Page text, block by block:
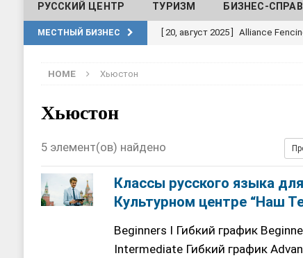
РУССКИЙ ЦЕНТР ТУРИЗМ БИЗНЕС-
МЕСТНЫЙ БИЗНЕС [ 20, август 2025 ] Alliance
Классы
Школа
ДЕТСКИЕ САДЫ
HOME Хьюстон
Хьюстон
5 элемент(ов) найдено
Классы русского языка
Культурном центре “Наш
Beginners I Гибкий график
Intermediate Гибкий график